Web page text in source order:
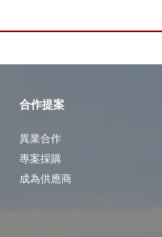
合作提案
異業合作
專案採購
成為供應商